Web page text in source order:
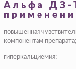
Альфа ДЗ-
повышенная
компонентам препарата;
гиперкальциемия;